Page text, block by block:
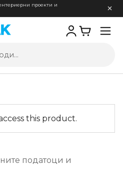
проекти и
this product.
податоци и